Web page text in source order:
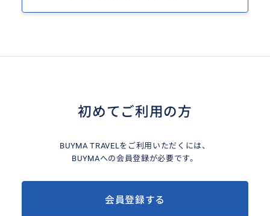
初めてご利用の方
BUYMA TRAVELをご利用いただくには、
BUYMAへの会員登録が必要です。
会員登録する